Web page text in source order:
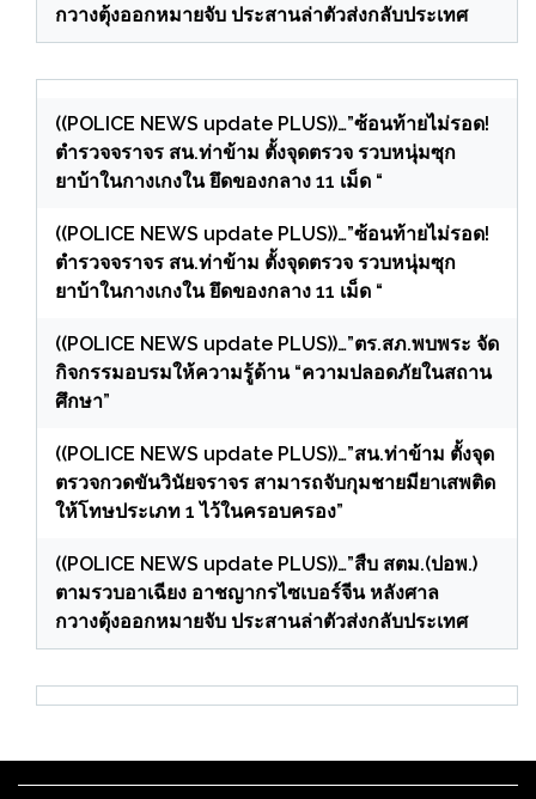
กวางตุ้งออกหมายจับ ประสานล่าตัวส่งกลับประเทศ
((POLICE NEWS update PLUS))…”ซ้อนท้ายไม่รอด!
ตำรวจจราจร สน.ท่าข้าม ตั้งจุดตรวจ รวบหนุ่มซุก
ยาบ้าในกางเกงใน ยึดของกลาง 11 เม็ด “
((POLICE NEWS update PLUS))…”ซ้อนท้ายไม่รอด!
ตำรวจจราจร สน.ท่าข้าม ตั้งจุดตรวจ รวบหนุ่มซุก
ยาบ้าในกางเกงใน ยึดของกลาง 11 เม็ด “
((POLICE NEWS update PLUS))…”ตร.สภ.พบพระ จัด
กิจกรรมอบรมให้ความรู้ด้าน “ความปลอดภัยในสถาน
ศึกษา”
((POLICE NEWS update PLUS))…”สน.ท่าข้าม ตั้งจุด
ตรวจกวดขันวินัยจราจร สามารถจับกุมชายมียาเสพติด
ให้โทษประเภท 1 ไว้ในครอบครอง”
((POLICE NEWS update PLUS))…”สืบ สตม.(ปอพ.)
ตามรวบอาเฉียง อาชญากรไซเบอร์จีน หลังศาล
กวางตุ้งออกหมายจับ ประสานล่าตัวส่งกลับประเทศ